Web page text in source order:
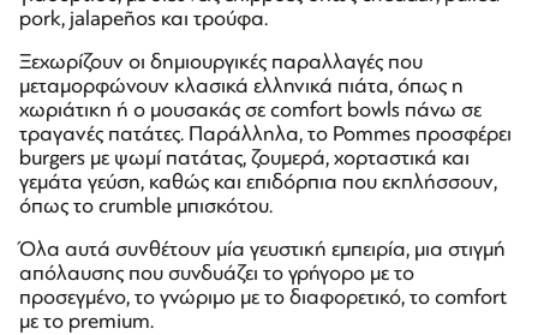
pork, jalapeños και τρούφα.
Ξεχωρίζουν οι δημιουργικές παραλλαγές που
μεταμορφώνουν κλασικά ελληνικά πιάτα, όπως η
χωριάτικη ή ο μουσακάς σε comfort bowls πάνω σε
τραγανές πατάτες. Παράλληλα, το Pommes προσφέρει
burgers με ψωμί πατάτας, ζουμερά, χορταστικά και
γεμάτα γεύση, καθώς και επιδόρπια που εκπλήσσουν,
όπως το crumble μπισκότου.
Όλα αυτά συνθέτουν μία γευστική εμπειρία, μια στιγμή
απόλαυσης που συνδυάζει το γρήγορο με το
προσεγμένο, το γνώριμο με το διαφορετικό, το comfort
με το premium.